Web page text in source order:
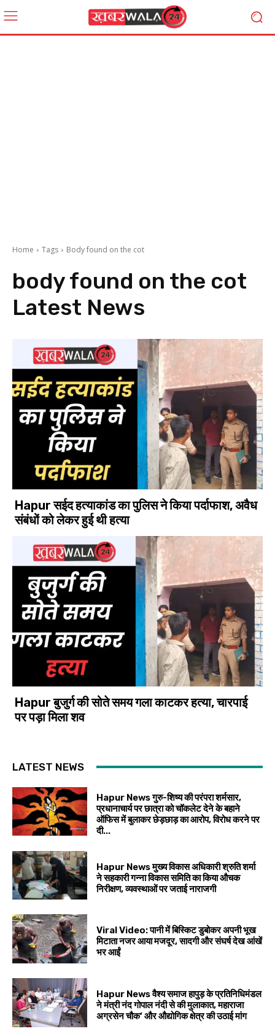
Home Tags Body found on the cot
body found on the cot
Latest News
Hapur सईद हत्याकांड का पुलिस ने किया पर्दाफाश, अवैध
संबंधों को लेकर हुई थी हत्या
Hapur बुजुर्ग की सोते समय गला काटकर हत्या, चारपाई
पर पड़ा मिला शव
LATEST NEWS
Hapur News गुरु-शिष्य की परंपरा शर्मसार,
प्रधानाचार्य पर छात्रा को चॉकलेट देने के बहाने
ऑफिस में बुलाकर छेड़छाड़ का आरोप, विरोध करने पर
दी...
Hapur News मुख्य विकास अधिकारी श्रुति शर्मा
ने सहकारी गन्ना विकास समिति का किया औचक
निरीक्षण, व्यवस्थाओं पर जताई नाराजगी
Viral Video: पानी में बिस्किट डुबोकर अपनी भूख
मिटाता नजर आया मजदूर, सादगी और संघर्ष देख आंखें
भर आईं
Hapur News वैश्य समाज हापुड़ के प्रतिनिधिमंडल
ने मंत्री नंद गोपाल नंदी से की मुलाकात, महाराजा
अग्रसेन चौक’ और औद्योगिक क्षेत्र की उठाई मांग